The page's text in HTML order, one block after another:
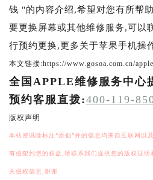
钱 "的内容介绍,希望对您有所帮
要更换屏幕或其他维修服务,可以
行预约更换,更多关于苹果手机操
本文链接:https://www.gosoa.com.cn/
全国APPLE维修服务中心
预约客服直拨:400-119-
版权声明
本站资讯除标注“原创”外的信息均来自互联网以
有侵犯到您的权益,请联系我们提供您的版权证
关侵权信息,谢谢.